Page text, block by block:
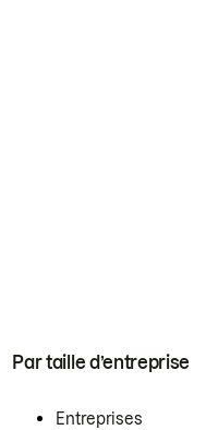
Par taille d’entreprise
Entreprises